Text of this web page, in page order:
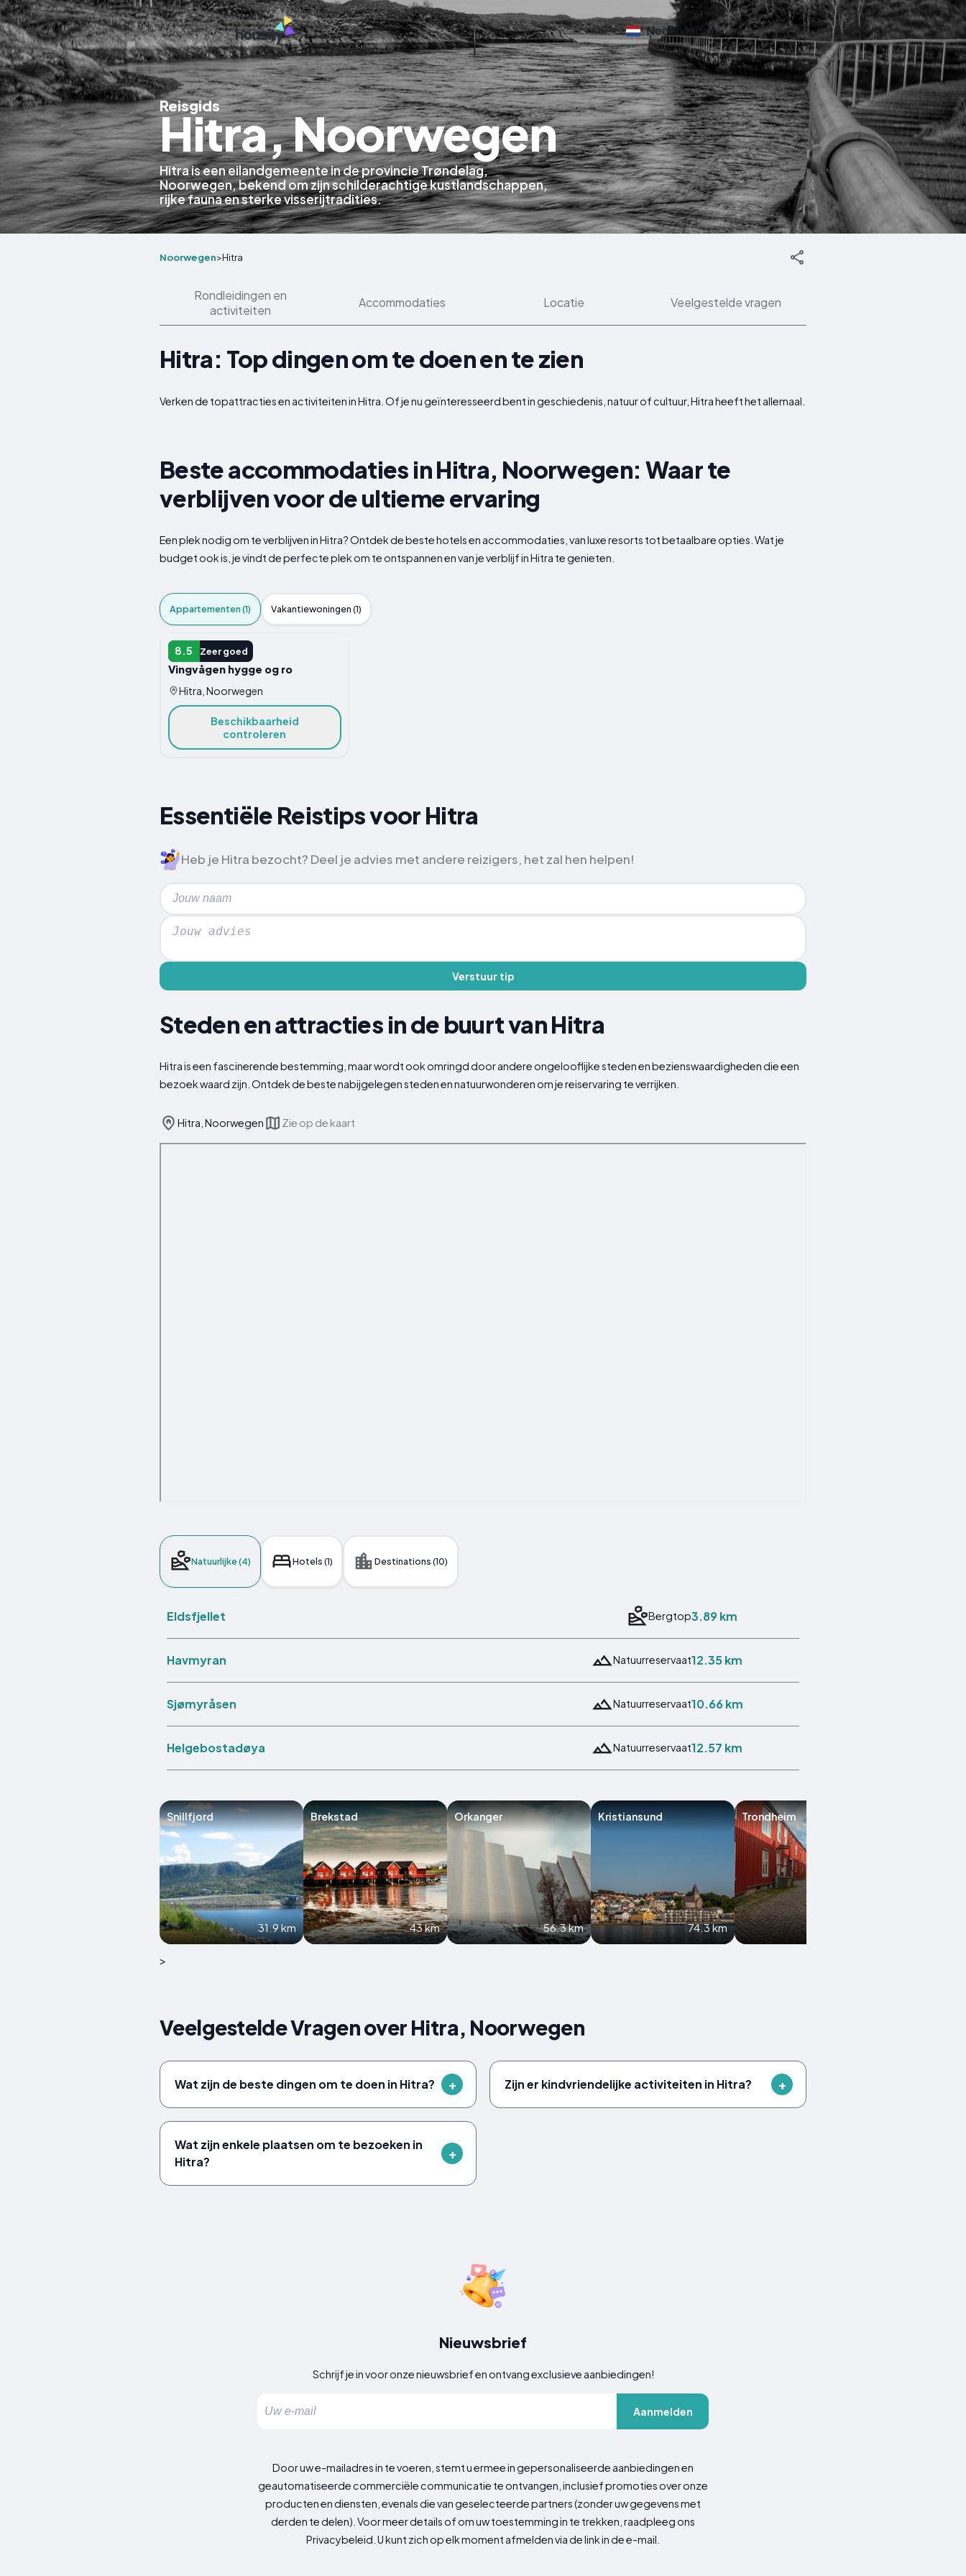
Nederlands
Reisgids
Hitra, Noorwegen
Hitra is een eilandgemeente in de provincie Trøndelag,
Noorwegen, bekend om zijn schilderachtige kustlandschappen,
rijke fauna en sterke visserijtradities.
Noorwegen>Hitra
Rondleidingen en
activiteiten
Accommodaties Locatie Veelgestelde vragen
Hitra: Top dingen om te doen en te zien
Verken de topattracties en activiteiten in Hitra. Of je nu geïnteresseerd bent in geschiedenis, natuur of cultuur, Hitra heeft het allemaal.
Beste accommodaties in Hitra, Noorwegen: Waar te
verblijven voor de ultieme ervaring
Een plek nodig om te verblijven in Hitra? Ontdek de beste hotels en accommodaties, van luxe resorts tot betaalbare opties. Wat je
budget ook is, je vindt de perfecte plek om te ontspannen en van je verblijf in Hitra te genieten.
Appartementen (1) Vakantiewoningen (1)
8.5 Zeer goed
APPARTEMENT
Vingvågen hygge og ro
Hitra, Noorwegen
Beschikbaarheid
controleren
Essentiële Reistips voor Hitra
Heb je Hitra bezocht? Deel je advies met andere reizigers, het zal hen helpen!
Verstuur tip
Steden en attracties in de buurt van Hitra
Hitra is een fascinerende bestemming, maar wordt ook omringd door andere ongelooflijke steden en bezienswaardigheden die een
bezoek waard zijn. Ontdek de beste nabijgelegen steden en natuurwonderen om je reiservaring te verrijken.
Hitra, Noorwegen Zie op de kaart
Natuurlijke (4) Hotels (1) Destinations (10)
Eldsfjellet Bergtop3.89 km
Havmyran Natuurreservaat12.35 km
Sjømyråsen Natuurreservaat10.66 km
Helgebostadøya Natuurreservaat12.57 km
Snillfjord
31.9 km
Brekstad
43 km
Orkanger
56.3 km
Kristiansund
74.3 km
Trondheim
>
Veelgestelde Vragen over Hitra, Noorwegen
Wat zijn de beste dingen om te doen in Hitra? Zijn er kindvriendelijke activiteiten in Hitra?
Wat zijn enkele plaatsen om te bezoeken in
Hitra?
Nieuwsbrief
Schrijf je in voor onze nieuwsbrief en ontvang exclusieve aanbiedingen!
Aanmelden
Door uw e-mailadres in te voeren, stemt u ermee in gepersonaliseerde aanbiedingen en
geautomatiseerde commerciële communicatie te ontvangen, inclusief promoties over onze
producten en diensten, evenals die van geselecteerde partners (zonder uw gegevens met
derden te delen). Voor meer details of om uw toestemming in te trekken, raadpleeg ons
Privacybeleid. U kunt zich op elk moment afmelden via de link in de e-mail.